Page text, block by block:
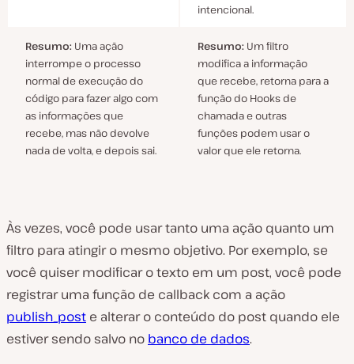
intencional.
Resumo: Uma ação
interrompe o processo
normal de execução do
código para fazer algo com
as informações que
recebe, mas não devolve
nada de volta, e depois sai.
Resumo: Um filtro
modifica a informação
que recebe, retorna para a
função do Hooks de
chamada e outras
funções podem usar o
valor que ele retorna.
Às vezes, você pode usar tanto uma ação quanto um
filtro para atingir o mesmo objetivo. Por exemplo, se
você quiser modificar o texto em um post, você pode
registrar uma função de callback com a ação
publish_post e alterar o conteúdo do post quando ele
estiver sendo salvo no banco de dados.